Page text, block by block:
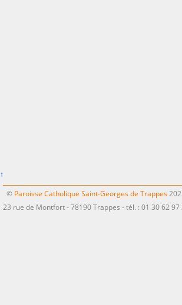
↑
© Paroisse Catholique Saint-Georges de Trappes
23 rue de Montfort - 78190 Trappes - tél. : 01 30 62 97